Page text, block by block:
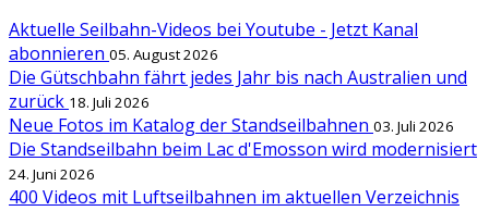
Aktuelle Seilbahn-Videos bei Youtube - Jetzt Kanal
abonnieren 05. August 2026
Die Gütschbahn fährt jedes Jahr bis nach Australien und
zurück 18. Juli 2026
Neue Fotos im Katalog der Standseilbahnen 03. Juli 2026
Die Standseilbahn beim Lac d'Emosson wird modernisiert
24. Juni 2026
400 Videos mit Luftseilbahnen im aktuellen Verzeichnis